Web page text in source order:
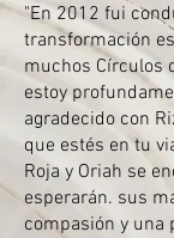
"En 2012 fui
transformación
muchos Círculos
estoy
agradecido con
que estés en tu
Roja y Oriah se
esperarán. sus
compasión y una